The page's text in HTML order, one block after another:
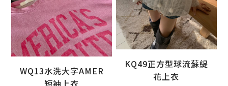
加入購物車
WQ13水洗大字AMER
加入購物車
KQ49正方型球流蘇緹
花上衣